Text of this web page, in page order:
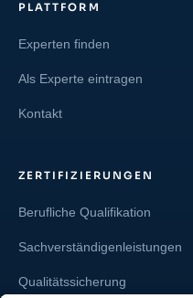
PLATTFORM
Experten finden
Als Experte eintragen
Kontakt
ZERTIFIZIERUNGEN
Berufliche Qualifikation
Sachverständigenleistungen
Qualitätssicherung